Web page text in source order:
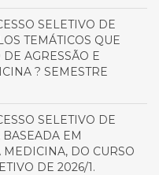
SELETIVO DE
TEMÁTICOS QUE
AGRESSÃO E
? SEMESTRE
SELETIVO DE
EM
DO CURSO
DE 2026/1.